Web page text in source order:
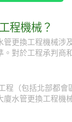
程機械？
更換工程機械涉
。對於工程承判商
程（包括北部都
水管更換工程機